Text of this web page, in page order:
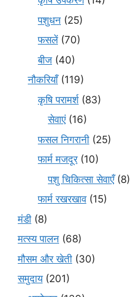
पशुधन (25)
फसलें(70)
बीज (40)
नौकरियाँ(119)
कृषि परामर्श(83)
सेवाएं(16)
फसल निगरानी (25)
फार्म मजदूर(10)
पशु चिकित्सा सेवाएँ(8)
फार्म रखरखाव(15)
मंडी (8)
मत्स्य पालन (68)
मौसम और खेती (30)
समुदाय(201)